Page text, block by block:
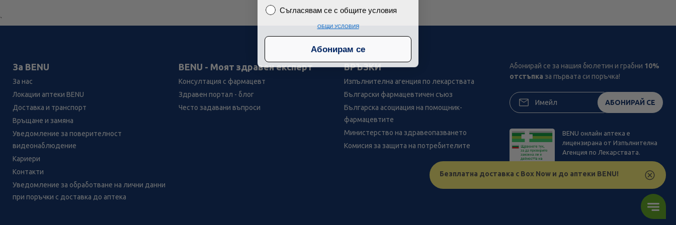
Безплатна доставка с Box Now и до аптеки BENU!
`
За BENU
За нас
Локации аптеки BENU
Доставка и транспорт
Връщане и замяна
Уведомление за поверителност
видеонаблюдение
Кариери
Контакти
Уведомление за обработване на лични данни
при поръчки с доставка до аптека
BENU - Моят здравен експерт
Консултация с фармацевт
Здравен портал - блог
Често задавани въпроси
ВРЪЗКИ
Изпълнителна агенция по лекарствата
Български фармацевтичен съюз
Българска асоциация на помощник-
фармацевтите
Министерство на здравеопазването
Комисия за защита на потребителите
Абонирай се за нашия бюлетин и грабни 10%
отстъпка за първата си поръчка!
АБОНИРАЙ СЕ
BENU онлайн аптека е
лицензирана от Изпълнителна
Агенция по Лекарствата.
Лесно ли се ориентираш в
сайта ни днес?
Съгласявам се с общите условия
Съгласявам се с общите условия
ОБЩИ УСЛОВИЯ
Абонирам се